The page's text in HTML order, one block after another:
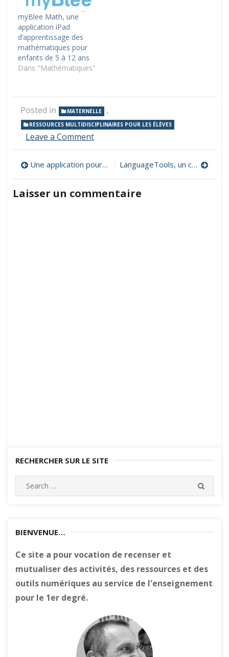
myBlee Math, une
application iPad
d’apprentissage des
mathématiques pour
enfants de 5 à 12 ans
Dans "Mathématiques"
Posted in MATERNELLE ,
RESSOURCES MULTIDISCIPLINAIRES POUR LES ÉLÈVES
Leave a Commenton
applications
ludiques
pédagogiques
Navigation
de
l’article
Une application pour générer des étiquettes prénom LanguageTools, un correcteur de grammaire et de style multilingue
Laisser un commentaire
RECHERCHER SUR LE SITE
Search
for:
BIENVENUE…
Ce site a pour vocation de recenser et
mutualiser des activités, des ressources et des
outils numériques au service de l'enseignement
pour le 1er degré.